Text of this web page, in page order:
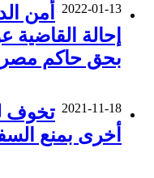
2022-01-13
أمن
إحالة
بحق حاكم
2021-11-18 تخوف
أخرى بمنع